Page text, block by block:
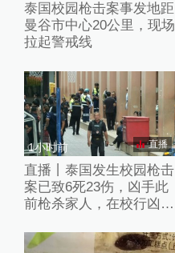
泰国校园枪击案事发地距
曼谷市中心20公里，现场
拉起警戒线
1小时前 直播
直播丨泰国发生校园枪击
案已致6死23伤，凶手此
前枪杀家人，在校行凶后